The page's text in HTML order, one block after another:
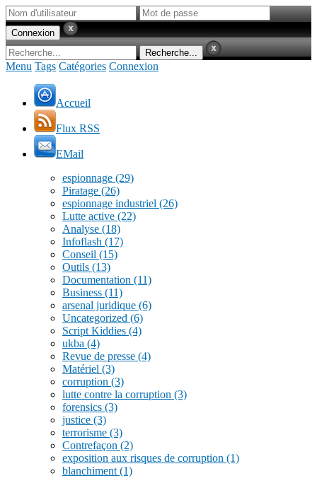
Menu Tags Catégories Connexion
Accueil
Flux RSS
EMail
espionnage (29)
Piratage (26)
espionnage industriel (26)
Lutte active (22)
Analyse (18)
Infoflash (17)
Conseil (15)
Outils (13)
Documentation (11)
Business (11)
arsenal juridique (6)
Uncategorized (6)
Script Kiddies (4)
ukba (4)
Revue de presse (4)
Matériel (3)
corruption (3)
lutte contre la corruption (3)
forensics (3)
justice (3)
terrorisme (3)
Contrefaçon (2)
exposition aux risques de corruption (1)
blanchiment (1)